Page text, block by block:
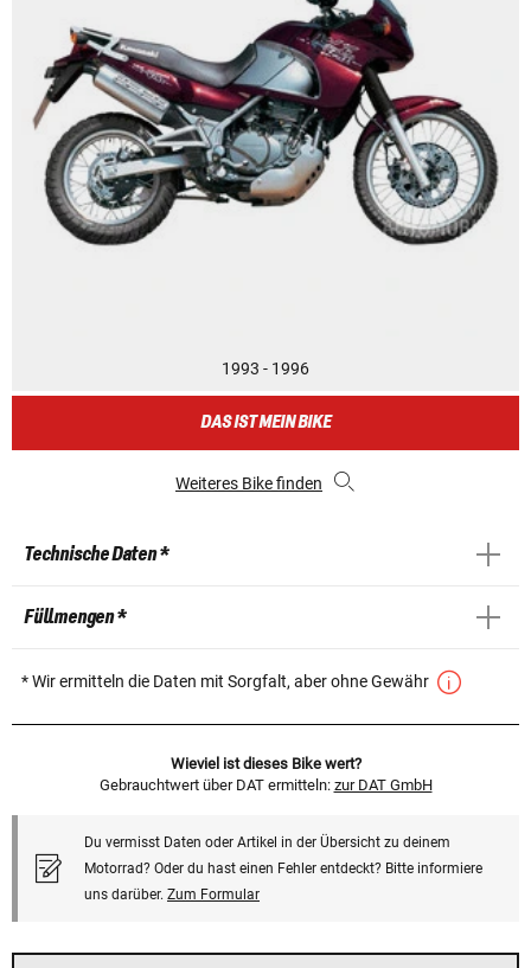
1993 - 1996
DAS IST MEIN BIKE
Weiteres Bike finden
Technische Daten *
Füllmengen *
* Wir ermitteln die Daten mit Sorgfalt, aber ohne Gewähr
Wieviel ist dieses Bike wert?
Gebrauchtwert über DAT ermitteln: zur DAT GmbH
Du vermisst Daten oder Artikel in der Übersicht zu deinem
Motorrad? Oder du hast einen Fehler entdeckt? Bitte informiere
uns darüber. Zum Formular